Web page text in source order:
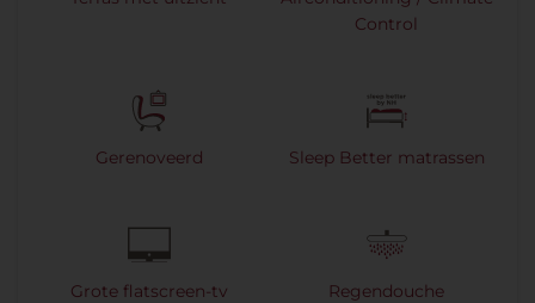
Control
Gerenoveerd Sleep Better matrassen
Grote flatscreen-tv Regendouche